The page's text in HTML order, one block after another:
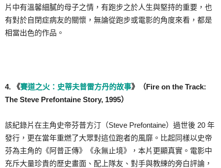
片中有溫馨細膩的母子之情，有跑步之於人生與堅持的重要，也
有對於自閉症病友的關懷，無論從跑步或電影的角度來看，都是
相當出色的作品。
4. 《賽道之火：史蒂夫普雷方丹的故事》（Fire on the Track:
The Steve Prefontaine Story, 1995）
該紀錄片在主角史帝芬普方汀（Steve Prefontaine）過世後 20 年
發行，更在當年重燃了大眾對這位跑者的風靡。比起同樣以史帝
芬為主角的《阿普正傳》《永無止境》，本片更顯真實。電影中
充斥大量珍貴的歷史畫面、配上隊友、對手與教練的旁白評論，